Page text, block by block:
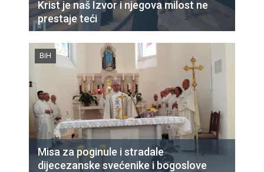
Krist je naš Izvor i njegova milost ne
prestaje teći
BiH
Misa za poginule i stradale
dijecezanske svećenike i bogoslove